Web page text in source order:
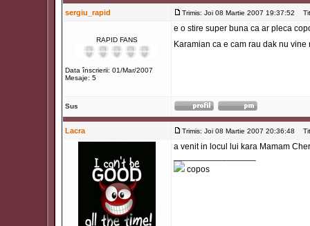
sergiu_rapid Trimis: Joi 08 Martie 2007 19:37:52
RAPID FANS
Data înscrierii: 01/Mar/2007
Mesaje: 5
e o stire super buna ca ar pleca
Karamian ca e cam rau dak nu
Sus
Lacra Trimis: Joi 08 Martie 2007 20:36:48
a venit in locul lui kara Mamam
copos